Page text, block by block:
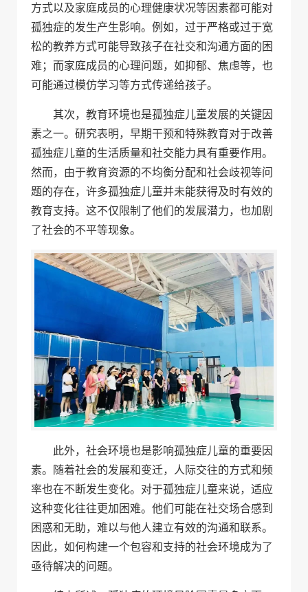
方式以及家庭成员的心理健康状况等因素都可能对
孤独症的发生产生影响。例如，过于严格或过于宽
松的教养方式可能导致孩子在社交和沟通方面的困
难；而家庭成员的心理问题，如抑郁、焦虑等，也
可能通过模仿学习等方式传递给孩子。
其次，教育环境也是孤独症儿童发展的关键因
素之一。研究表明，早期干预和特殊教育对于改善
孤独症儿童的生活质量和社交能力具有重要作用。
然而，由于教育资源的不均衡分配和社会歧视等问
题的存在，许多孤独症儿童并未能获得及时有效的
教育支持。这不仅限制了他们的发展潜力，也加剧
了社会的不平等现象。
此外，社会环境也是影响孤独症儿童的重要因
素。随着社会的发展和变迁，人际交往的方式和频
率也在不断发生变化。对于孤独症儿童来说，适应
这种变化往往更加困难。他们可能在社交场合感到
困惑和无助，难以与他人建立有效的沟通和联系。
因此，如何构建一个包容和支持的社会环境成为了
亟待解决的问题。